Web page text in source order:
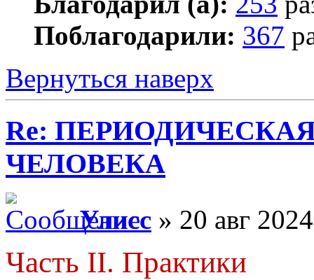
Поблагодарили: 367
Вернуться наверх
Re:
ЧЕЛОВЕКА
Улисс » 20 авг
Часть II. Практики